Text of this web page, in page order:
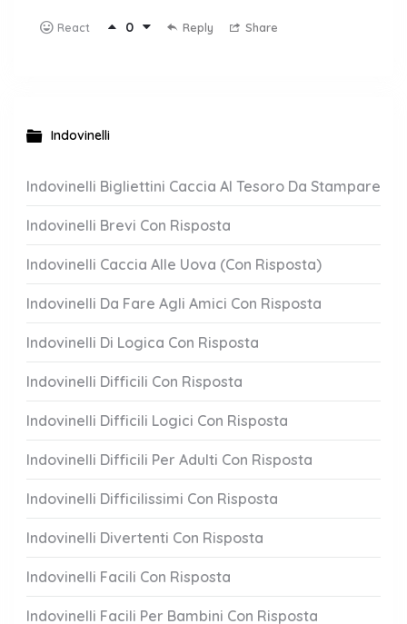
React 0 Reply Share
Indovinelli
Indovinelli Bigliettini Caccia Al Tesoro Da Stampare
Indovinelli Brevi Con Risposta
Indovinelli Caccia Alle Uova (Con Risposta)
Indovinelli Da Fare Agli Amici Con Risposta
Indovinelli Di Logica Con Risposta
Indovinelli Difficili Con Risposta
Indovinelli Difficili Logici Con Risposta
Indovinelli Difficili Per Adulti Con Risposta
Indovinelli Difficilissimi Con Risposta
Indovinelli Divertenti Con Risposta
Indovinelli Facili Con Risposta
Indovinelli Facili Per Bambini Con Risposta